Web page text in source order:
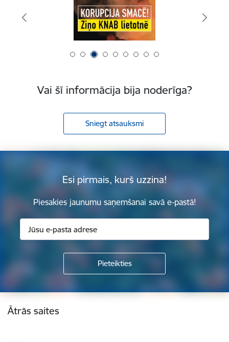
Vai šī informācija bija noderīga?
Sniegt atsauksmi
Esi pirmais, kurš uzzina!
Piesakies jaunumu saņemšanai savā e-pastā!
Kājene
Ātrās saites